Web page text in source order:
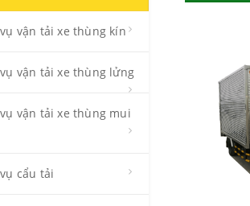
vận tải xe thùng kín
vận tải xe thùng lửng
vận tải xe thùng mui
cẩu tải